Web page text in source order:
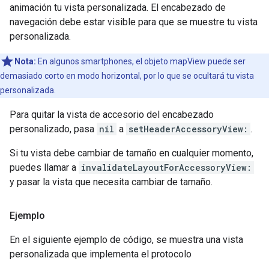
animación tu vista personalizada. El encabezado de
navegación debe estar visible para que se muestre tu vista
personalizada.
Nota: En algunos smartphones, el objeto mapView puede ser
demasiado corto en modo horizontal, por lo que se ocultará tu vista
personalizada.
Para quitar la vista de accesorio del encabezado
personalizado, pasa nil a setHeaderAccessoryView: .
Si tu vista debe cambiar de tamaño en cualquier momento,
puedes llamar a invalidateLayoutForAccessoryView:
y pasar la vista que necesita cambiar de tamaño.
Ejemplo
En el siguiente ejemplo de código, se muestra una vista
personalizada que implementa el protocolo